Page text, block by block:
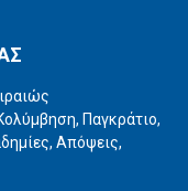
Παγκράτιο,
Απόψεις,